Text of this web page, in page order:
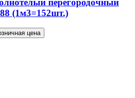
перегородочный
(1м3=152шт.)
цена